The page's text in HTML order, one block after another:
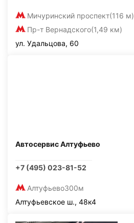
Мичуринский проспект(116 м)
Пр-т Вернадского(1,49 км)
ул. Удальцова, 60
Автосервис Алтуфьево
+7 (495) 023-81-52
Алтуфьево300м
Алтуфьевское ш., 48к4